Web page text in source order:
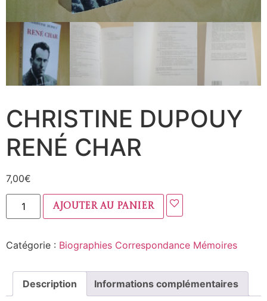
CHRISTINE DUPOUY
RENÉ CHAR
7,00€
Ajouter au panier
Catégorie : Biographies Correspondance Mémoires
Description Informations complémentaires